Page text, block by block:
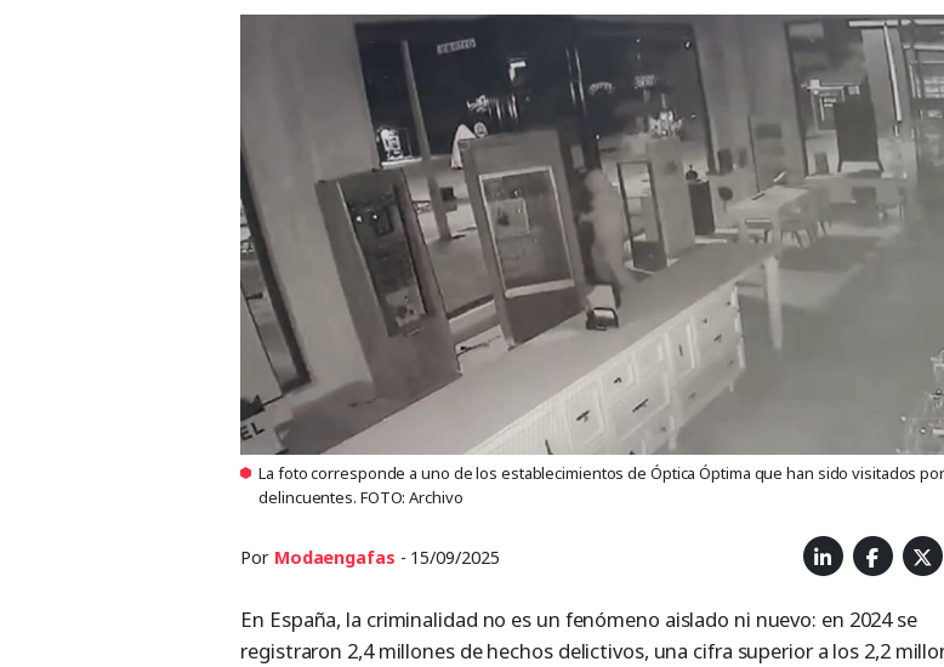
La foto corresponde a uno de los establecimientos de Óptica Óptima que han sido visitados
delincuentes. FOTO: Archivo
Por Modaengafas - 15/09/2025
En España, la criminalidad no es un fenómeno aislado ni nuevo: en 2024 se
registraron 2,4 millones de hechos delictivos, una cifra superior a los 2,2